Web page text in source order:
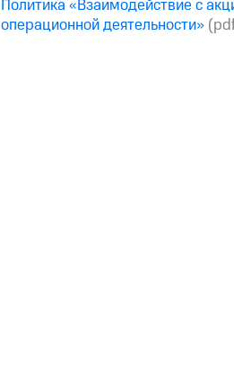
Политика «Взаимодействие с
операционной деятельности»